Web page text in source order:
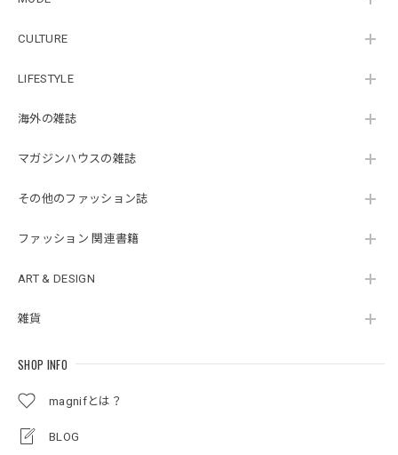
CULTURE
LIFESTYLE
海外の雑誌
マガジンハウスの雑誌
その他のファッション誌
ファッション 関連書籍
ART & DESIGN
雑貨
SHOP INFO
magnifとは？
BLOG